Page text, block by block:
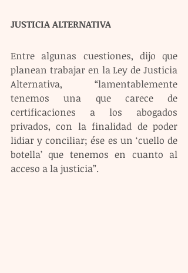
JUSTICIA ALTERNATIVA
Entre algunas cuestiones, dijo que
planean trabajar en la Ley de Justicia
Alternativa, “lamentablemente
tenemos una que carece de
certificaciones a los abogados
privados, con la finalidad de poder
lidiar y conciliar; ése es un ‘cuello de
botella’ que tenemos en cuanto al
acceso a la justicia”.